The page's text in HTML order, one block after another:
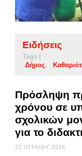
Ειδήσεις
Tags |
Δήμος
Πρόσληψη
χρόνου σε
σχολικών
για το
21 ΙΟΥΛΊΟΥ 2026